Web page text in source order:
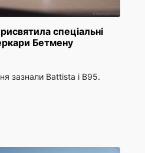
спеціальні
Бетмену
зазнали Battista і B95.